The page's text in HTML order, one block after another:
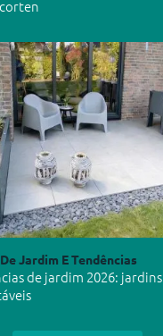
Jardim E Tendências
de jardim 2026: jardins